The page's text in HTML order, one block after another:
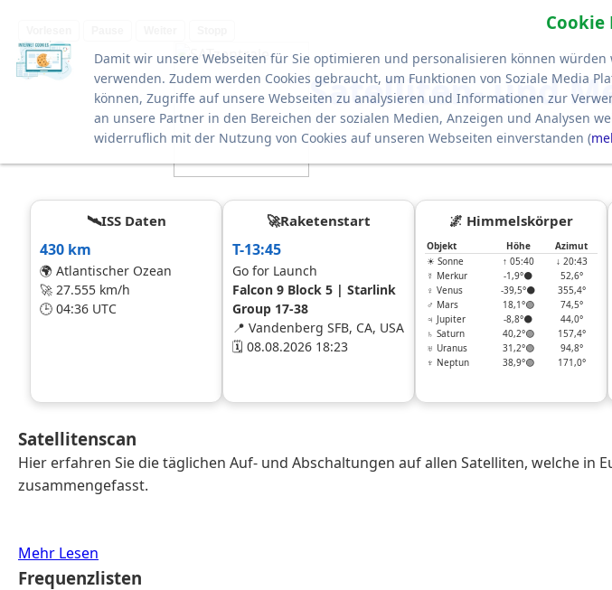
Cookie
Damit wir unsere Webseiten für Sie optimieren und personalisieren können würden
verwenden. Zudem werden Cookies gebraucht, um Funktionen von Soziale Media
können, Zugriffe auf unsere Webseiten zu analysieren und Informationen zur
an unsere Partner in den Bereichen der sozialen Medien, Anzeigen und Analysen
widerruflich mit der Nutzung von Cookies auf unseren Webseiten einverstanden (
Satelliten- und
🛰ISS Daten
430 km
🌍 Atlantischer Ozean
🚀 27.555 km/h
🕒 04:36 UTC
🚀Raketenstart
T-13:45
Go for Launch
Falcon 9 Block 5 | Starlink
Group 17-38
📍 Vandenberg SFB, CA, USA
🗓 08.08.2026 18:23
🌌 Himmelskörper
Objekt Höhe
Azimut
☀ Sonne
↑ 05:40
↓ 20:43
☿ Merkur
-1,9°⚫
52,6°
♀ Venus
-39,5°⚫
355,4°
♂ Mars
18,1°🟢
74,5°
♃ Jupiter
-8,8°⚫
44,0°
♄ Saturn
40,2°🟢
157,4°
♅ Uranus
31,2°🟢
94,8°
♆ Neptun
38,9°🟢 171,0°
Satellitenscan
Hier erfahren Sie die täglichen Auf- und Abschaltungen auf allen Satelliten, welche
zusammengefasst.
Mehr Lesen
Frequenzlisten